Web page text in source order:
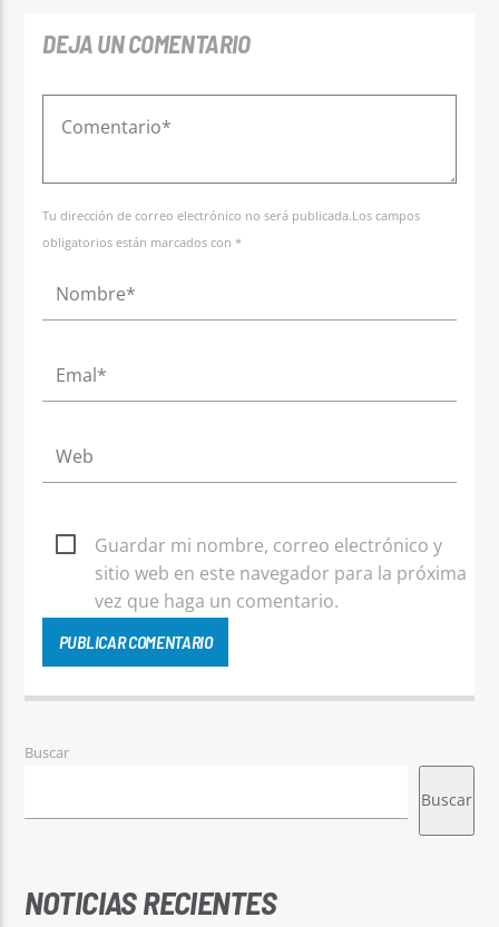
DEJA UN COMENTARIO
Tu dirección de correo electrónico no será publicada.Los campos
obligatorios están marcados con *
Guardar mi nombre, correo electrónico y
sitio web en este navegador para la próxima
vez que haga un comentario.
Buscar
Buscar
NOTICIAS RECIENTES